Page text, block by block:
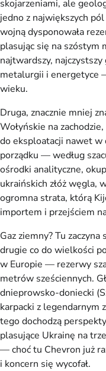
skojarzeniami, ale
jedno z największych
wojną dysponowała
plasując się na
najtwardszy,
metalurgii i energetyce
wieku.
Druga, znacznie mniej
Wołyńskie na
do eksploatacji nawet w
porządku — według
ośrodki analityczne,
ukraińskich złóż węgla,
ogromna strata, którą
importem i przejściem
Gaz ziemny? Tu
drugie co do wielkości
w Europie — rezerwy
metrów sześciennych.
dnieprowsko-doniecki
karpacki z legendarnym
tego dochodzą
plasujące Ukrainę na
— choć tu Chevron już
i koncern się wycofał.